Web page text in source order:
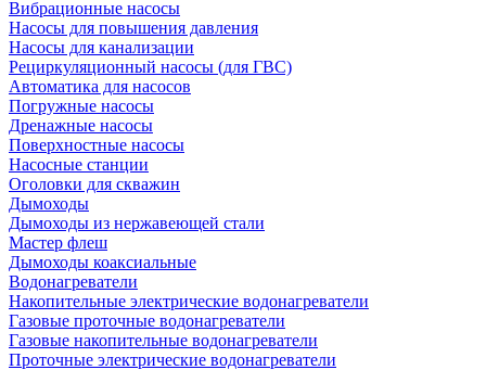
Вибрационные насосы
Насосы для повышения давления
Насосы для канализации
Рециркуляционный насосы (для ГВС)
Автоматика для насосов
Погружные насосы
Дренажные насосы
Поверхностные насосы
Насосные станции
Оголовки для скважин
Дымоходы
Дымоходы из нержавеющей стали
Мастер флеш
Дымоходы коаксиальные
Водонагреватели
Накопительные электрические водонагреватели
Газовые проточные водонагреватели
Газовые накопительные водонагреватели
Проточные электрические водонагреватели